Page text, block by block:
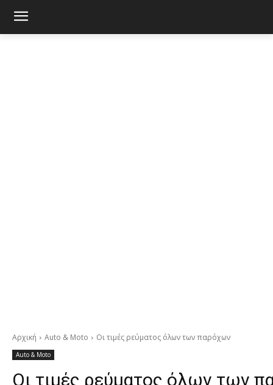
Αρχική Auto & Moto Οι τιμές ρεύματος όλων των παρόχων
Auto & Moto
Οι τιμές ρεύματος όλων των